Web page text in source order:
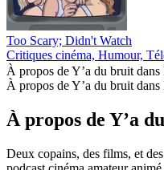
Too Scary; Didn't Watch
Critiques cinéma, Humour,
À propos de Y’a du bruit dans
À propos de Y’a du bruit dans
À propos de Y’a
Deux copains, des films, et